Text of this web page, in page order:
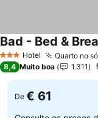
3 EstrelasHotel Quarto no
Bad - Bed &
8,4 Muito boa 1.311
De € 61